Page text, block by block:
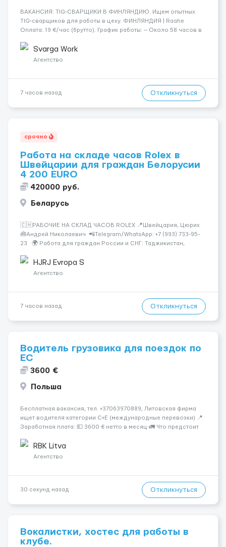
​​ВАКАНСИЯ: TIG-СВАРЩИКИ В ФИНЛЯНДИЮ. Ищем опытных
TIG-сварщиков для работы в цеху. ФИНЛЯНДИЯ | Raahe
Оплата: 19 €/час (брутто). График работы: — Около 58 часов в
переработки. Дата начала: — Как можно скорее....
Svarga Work
Агентство
7 часов назад Откликнуться
срочно
Работа на складе часов Rolex в
Швейцарии для граждан Белорусии
4 200 EURO
420000 руб.
Беларусь
🇨🇭РАБОЧИЕ НА СКЛАД ЧАСОВ ROLEX 📍Швейцария, Цюрих
🧰Андрей Николаевич 📲Telegram/WhatsApp: +7 (993) 733-95-
23 🌍 Работа для граждан России и СНГ: Таджикистан,
Азербайджан, Армения, Киргизия. Rolex &mdash...
HJRJ Evropa S
Агентство
7 часов назад Откликнуться
Водитель грузовика для поездок по
ЕС
3600 €
Польша
Бесплатная вакансия, тел. +37063970889, Литовская фирма
ищет водителя категории C+E (международные перевозки) 📍
Заработная плата: 💶 3600 € нетто в месяц 🚛 Что предстоит
рефрижераторах. В среднем 400–500 км в день. Погрузки и
разгрузки...
RBK Litva
Агентство
30 секунд назад Откликнуться
Вокалистки, хостес для работы в
клубе.